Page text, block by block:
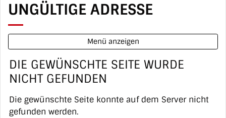
UNGÜLTIGE ADRESSE
Menü anzeigen
DIE GEWÜNSCHTE SEITE WURDE
NICHT GEFUNDEN
Die gewünschte Seite konnte auf dem Server nicht
gefunden werden.